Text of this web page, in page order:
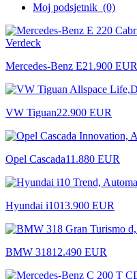
Moj podsjetnik (0)
Mercedes-Benz E21.900 EUR
VW Tiguan22.900 EUR
Opel Cascada11.880 EUR
Hyundai i1013.900 EUR
BMW 31812.490 EUR